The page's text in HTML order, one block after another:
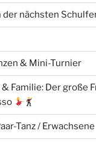
der nächsten
& Mini-Turnier
& Familie: Der große
Tanz / Erwachsene